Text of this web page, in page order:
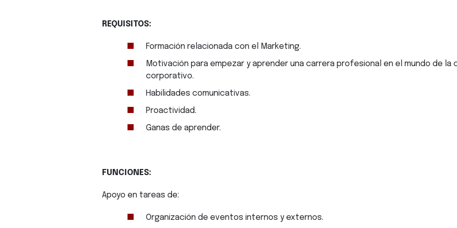
REQUISITOS:
Formación relacionada con el Marketing.
Motivación para empezar y aprender una carrera profesional en el mundo de la
corporativo.
Habilidades comunicativas.
Proactividad.
Ganas de aprender.
FUNCIONES:
Apoyo en tareas de:
Organización de eventos internos y externos.